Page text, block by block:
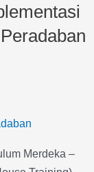
Merdeka –